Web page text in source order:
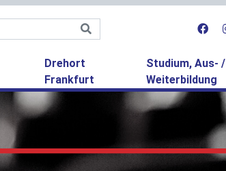
Drehort
Frankfurt
Studium, Aus- /
Weiterbildung